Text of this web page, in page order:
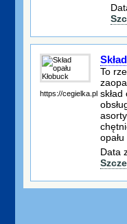
https://cegielka.pl
To
Data